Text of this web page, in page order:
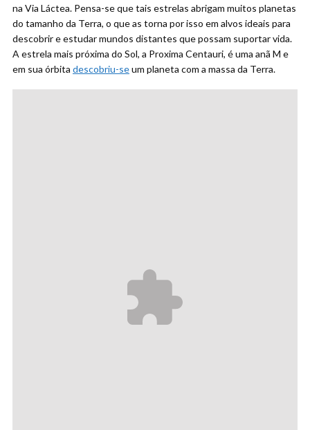
na Via Láctea. Pensa-se que tais estrelas abrigam muitos planetas
do tamanho da Terra, o que as torna por isso em alvos ideais para
descobrir e estudar mundos distantes que possam suportar vida.
A estrela mais próxima do Sol, a Proxima Centauri, é uma anã M e
em sua órbita descobriu-seum planeta com a massa da Terra.